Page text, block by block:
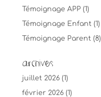
Témoignage APP(1)
Témoignage Enfant (1)
Témoignage Parent (8)
Archives
juillet 2026(1)
février 2026(1)